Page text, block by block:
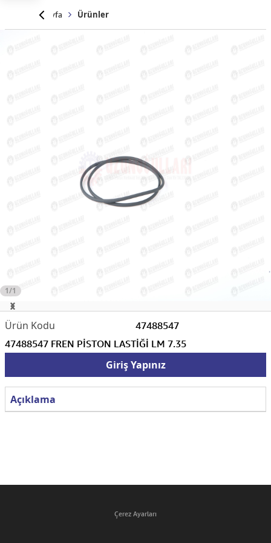
Anasayfa Ürünler
1/1
47488547
47488547 FREN PİSTON LASTİĞİ LM 7.35
Giriş Yapınız
Açıklama
Çerez Ayarları